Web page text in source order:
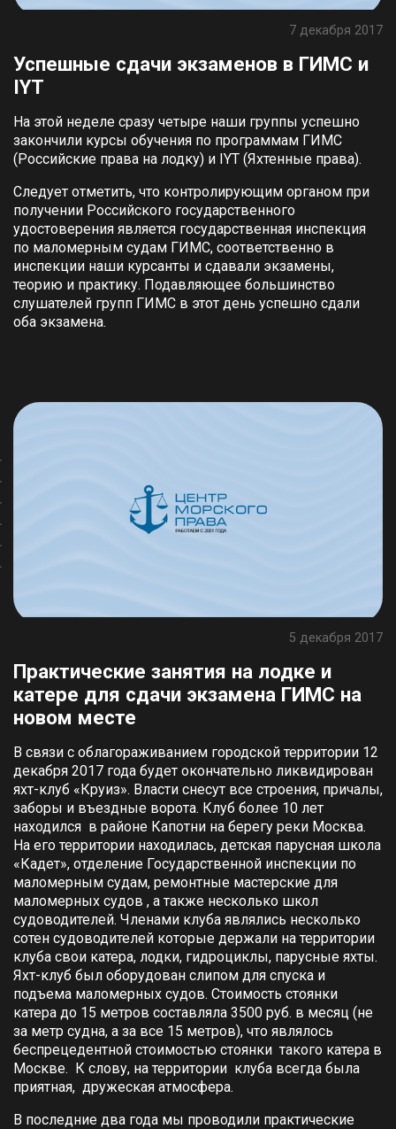
7 декабря 2017
Успешные сдачи экзаменов в ГИМС и
IYT
На этой неделе сразу четыре наши группы успешно
закончили курсы обучения по программам ГИМС
(Российские права на лодку) и IYT (Яхтенные права).
Следует отметить, что контролирующим органом при
получении Российского государственного
удостоверения является государственная инспекция
по маломерным судам ГИМС, соответственно в
инспекции наши курсанты и сдавали экзамены,
теорию и практику. Подавляющее большинство
слушателей групп ГИМС в этот день успешно сдали
оба экзамена.
5 декабря 2017
Практические занятия на лодке и
катере для сдачи экзамена ГИМС на
новом месте
В связи с облагораживанием городской территории 12
декабря 2017 года будет окончательно ликвидирован
яхт-клуб «Круиз». Власти снесут все строения, причалы,
заборы и въездные ворота. Клуб более 10 лет
находился в районе Капотни на берегу реки Москва.
На его территории находилась, детская парусная школа
«Кадет», отделение Государственной инспекции по
маломерным судам, ремонтные мастерские для
маломерных судов , а также несколько школ
судоводителей. Членами клуба являлись несколько
сотен судоводителей которые держали на территории
клуба свои катера, лодки, гидроциклы, парусные яхты.
Яхт-клуб был оборудован слипом для спуска и
подъема маломерных судов. Стоимость стоянки
катера до 15 метров составляла 3500 руб. в месяц (не
за метр судна, а за все 15 метров), что являлось
беспрецедентной стоимостью стоянки такого катера в
Москве. К слову, на территории клуба всегда была
приятная, дружеская атмосфера.
В последние два года мы проводили практические